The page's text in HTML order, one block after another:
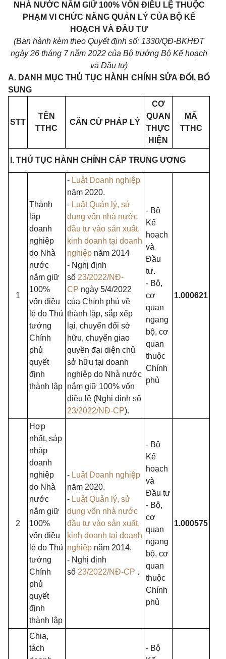
NHÀ NƯỚC NẮM GIỮ 100% VỐN ĐIỀU LỆ THUỘC
PHẠM VI CHỨC NĂNG QUẢN LÝ CỦA BỘ KẾ
HOẠCH VÀ ĐẦU TƯ
(Ban hành kèm theo Quyết định số: 1330/QĐ-BKHĐT
ngày 26 tháng 7 năm 2022 của Bộ trưởng Bộ Kế hoạch
và Đầu tư)
A. DANH MỤC THỦ TỤC HÀNH CHÍNH SỬA ĐỔI, BỔ
SUNG
STT
TÊN
TTHC
CĂN CỨ PHÁP LÝ
CƠ
QUAN
THỰC
HIỆN
MÃ
TTHC
I. THỦ TỤC HÀNH CHÍNH CẤP TRUNG ƯƠNG
1
Thành
lập
doanh
nghiệp
do Nhà
nước
nắm giữ
100%
vốn điều
lệ do Thủ
tướng
Chính
phủ
quyết
định
thành lập
- Luật Doanh nghiệp
năm 2020.
- Luật Quản lý, sử
dụng vốn nhà nước
đầu tư vào sản xuất,
kinh doanh tại doanh
nghiệp năm 2014
- Nghị định
số 23/2022/NĐ-
CP ngày 5/4/2022
của Chính phủ về
thành lập, sắp xếp
lại, chuyển đổi sở
hữu, chuyển giao
quyền đại diện chủ
sở hữu tại doanh
nghiệp do Nhà nước
nắm giữ 100% vốn
điều lệ (Nghị định số
23/2022/NĐ-CP).
- Bộ
Kế
hoạch
và
Đầu
tư.
- Bộ,
cơ
quan
ngang
bộ, cơ
quan
thuộc
Chính
phủ
1.000621
2
Hợp
nhất, sáp
nhập
doanh
nghiệp
do Nhà
nước
nắm giữ
100%
vốn điều
lệ do Thủ
tướng
Chính
phủ
quyết
định
thành lập
- Luật Doanh nghiệp
năm 2020.
- Luật Quản lý, sử
dụng vốn nhà nước
đầu tư vào sản xuất,
kinh doanh tại doanh
nghiệp năm 2014.
- Nghị định
số 23/2022/NĐ-CP .
- Bộ
Kế
hoạch
và
Đầu tư
- Bộ,
cơ
quan
ngang
bộ, cơ
quan
thuộc
Chính
phủ
1.000575
Chia,
tách
- Bộ